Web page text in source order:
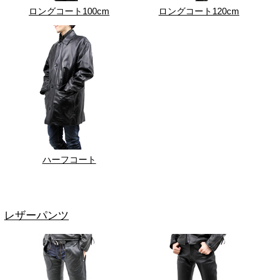
ロングコート100cm ロングコート120cm
ハーフコート
レザーパンツ